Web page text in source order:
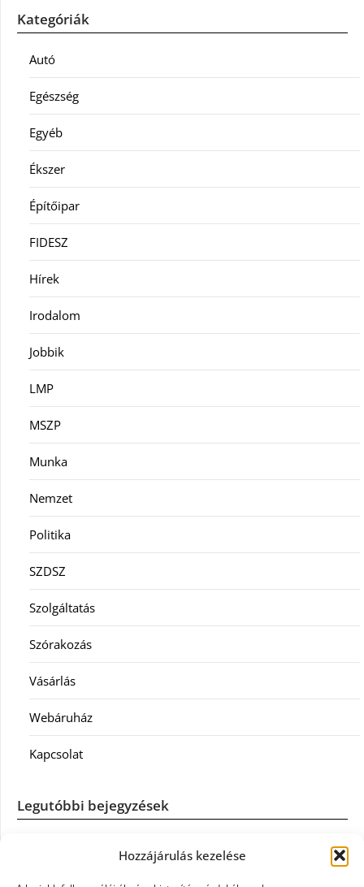
Hozzájárulás kezelése
Kategóriák
Autó
Egészség
Egyéb
Ékszer
Építőipar
FIDESZ
Hírek
Irodalom
Jobbik
LMP
MSZP
Munka
Nemzet
Politika
SZDSZ
Szolgáltatás
Szórakozás
Vásárlás
Webáruház
Kapcsolat
Legutóbbi bejegyzések
Casco szélvédőcsere: mikor éri meg a biztosítást igénybe